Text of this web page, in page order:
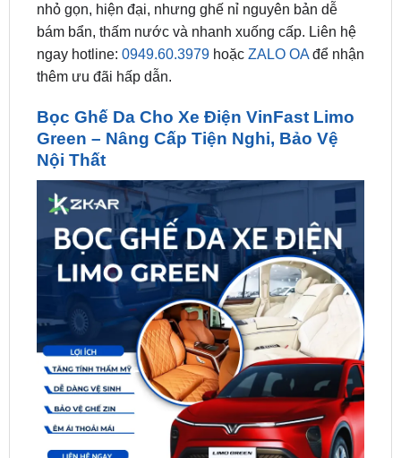
ngay hotline:0949.60.3979hoặcZALO OAđể nhận
thêm ưu đãi hấp dẫn.
Bọc Ghế Da Cho Xe Điện VinFast Limo
Nội Thất